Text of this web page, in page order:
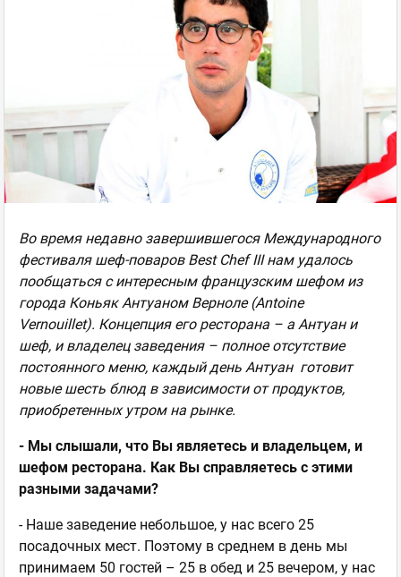
Во время недавно завершившегося Международного
фестиваля шеф-поваров Best Chef III нам удалось
пообщаться с интересным французским шефом из
города Коньяк Антуаном Верноле (Antoine
Vernouillet). Концепция его ресторана – а Антуан и
шеф, и владелец заведения – полное отсутствие
постоянного меню, каждый день Антуан готовит
новые шесть блюд в зависимости от продуктов,
приобретенных утром на рынке.
- Мы слышали, что Вы являетесь и владельцем, и
шефом ресторана. Как Вы справляетесь с этими
разными задачами?
- Наше заведение небольшое, у нас всего 25
посадочных мест. Поэтому в среднем в день мы
принимаем 50 гостей – 25 в обед и 25 вечером, у нас